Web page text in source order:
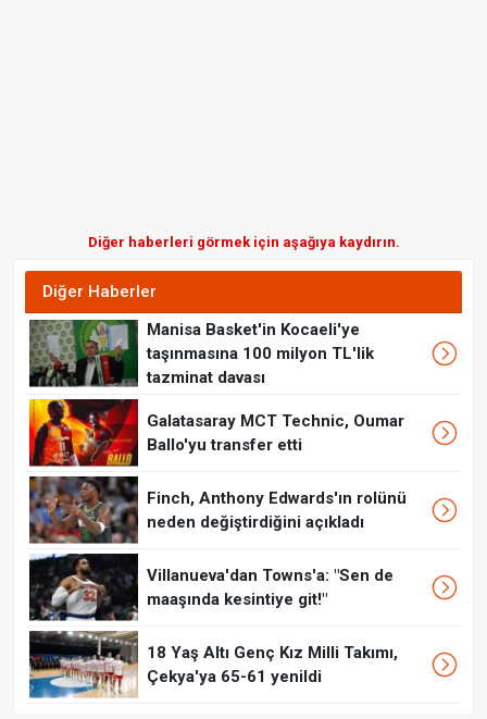
Diğer haberleri görmek için aşağıya kaydırın.
Diğer Haberler
Manisa Basket'in Kocaeli'ye
taşınmasına 100 milyon TL'lik
tazminat davası
Galatasaray MCT Technic, Oumar
Ballo'yu transfer etti
Finch, Anthony Edwards'ın rolünü
neden değiştirdiğini açıkladı
Villanueva'dan Towns'a: "Sen de
maaşında kesintiye git!"
18 Yaş Altı Genç Kız Milli Takımı,
Çekya'ya 65-61 yenildi